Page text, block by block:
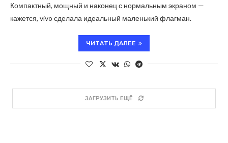
Компактный, мощный и наконец с нормальным экраном —
кажется, vivo сделала идеальный маленький флагман.
ЧИТАТЬ ДАЛЕЕ
ЗАГРУЗИТЬ ЕЩЁ